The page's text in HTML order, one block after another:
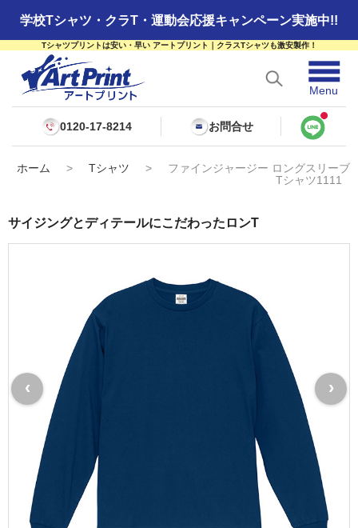
学校Tシャツ・クラT・運動会応援キャンペーン実施中!!
Tシャツプリントは安い・早い アートプリント｜クラスTシャツも激安製作！
☰
Menu
0120-17-8214 お問合せ
ホーム > Tシャツ >
ファインジャージー ロングスリーブ
Tシャツ1111
サイジングとディテールにこだわったロンT
‹ ›